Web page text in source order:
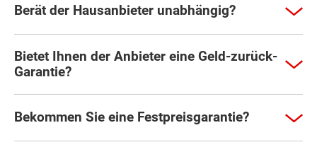
Berät der Hausanbieter unabhängig?
Bietet Ihnen der Anbieter eine Geld-zurück-
Garantie?
Bekommen Sie eine Festpreisgarantie?